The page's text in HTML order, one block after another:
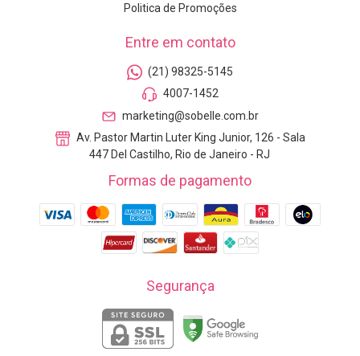
Politica de Promoções
Entre em contato
(21) 98325-5145
4007-1452
marketing@sobelle.com.br
Av. Pastor Martin Luter King Junior, 126 - Sala
447 Del Castilho, Rio de Janeiro - RJ
Formas de pagamento
Segurança